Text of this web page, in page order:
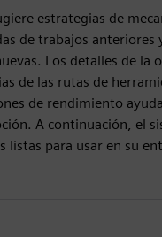
estrategias de
de trabajos anteriores
Los detalles de la
de las rutas de
de rendimiento
A continuación, el
listas para usar en su